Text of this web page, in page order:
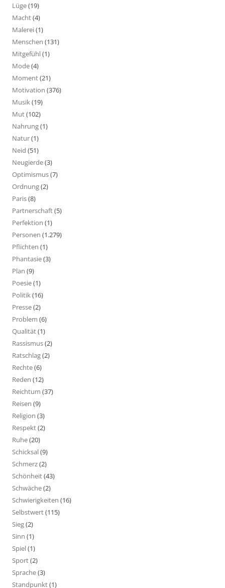
Lüge(19)
Macht(4)
Malerei(1)
Menschen (131)
Mitgefühl(1)
Mode(4)
Moment(21)
Motivation (376)
Musik(19)
Mut(102)
Nahrung(1)
Natur(1)
Neid (51)
Neugierde(3)
Optimismus(7)
Ordnung(2)
Paris(8)
Partnerschaft(5)
Perfektion (1)
Personen (1.279)
Pflichten (1)
Phantasie(3)
Plan (9)
Poesie(1)
Politik(16)
Presse(2)
Problem (6)
Qualität(1)
Rassismus(2)
Ratschlag(2)
Rechte(6)
Reden (12)
Reichtum (37)
Reisen (9)
Religion (3)
Respekt(2)
Ruhe(20)
Schicksal(9)
Schmerz(2)
Schönheit(43)
Schwäche(2)
Schwierigkeiten (16)
Selbstwert(115)
Sieg(2)
Sinn (1)
Spiel(1)
Sport(2)
Sprache(3)
Standpunkt(1)